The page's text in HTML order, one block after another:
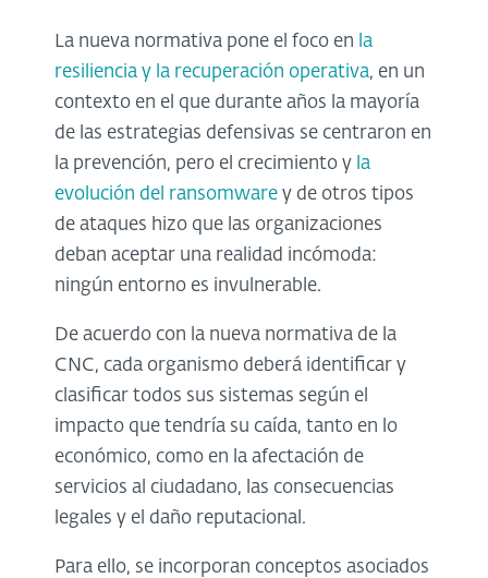
La nueva normativa pone el foco en la
resiliencia y la recuperación operativa, en un
contexto en el que durante años la mayoría
de las estrategias defensivas se centraron en
la prevención, pero el crecimiento y la
evolución del ransomware y de otros tipos
de ataques hizo que las organizaciones
deban aceptar una realidad incómoda:
ningún entorno es invulnerable.
De acuerdo con la nueva normativa de la
CNC, cada organismo deberá identificar y
clasificar todos sus sistemas según el
impacto que tendría su caída, tanto en lo
económico, como en la afectación de
servicios al ciudadano, las consecuencias
legales y el daño reputacional.
Para ello, se incorporan conceptos asociados